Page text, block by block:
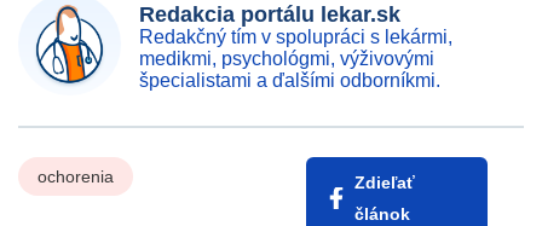
Redakcia portálu lekar.sk
Redakčný tím v spolupráci s lekármi,
medikmi, psychológmi, výživovými
špecialistami a ďalšími odborníkmi.
ochorenia
Zdieľať
článok